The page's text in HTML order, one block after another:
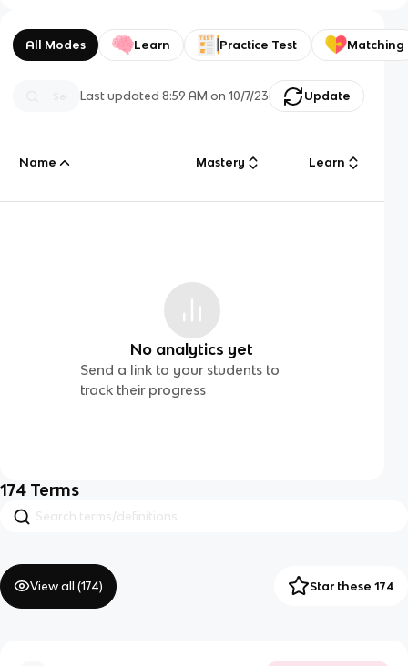
All Modes Learn Practice Test Matching
Last updated8:59 AM on 10/7/23 Update
Name Mastery Learn
No analytics yet
Send a link to your students to
track their progress
174 Terms
View all (174) Star these 174